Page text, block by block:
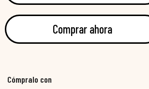
Comprar ahora
Cómpralo con